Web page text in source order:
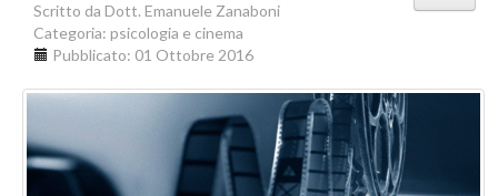
Scritto da Dott. Emanuele Zanaboni
Categoria: psicologia e cinema
Pubblicato: 01 Ottobre 2016